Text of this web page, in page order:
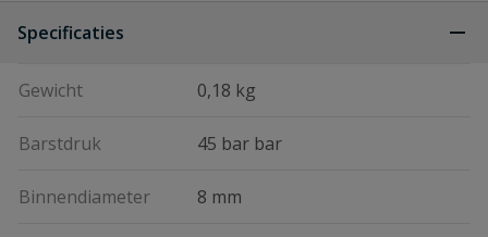
Specificaties
Gewicht 0,18 kg
Barstdruk 45 bar bar
Binnendiameter 8 mm